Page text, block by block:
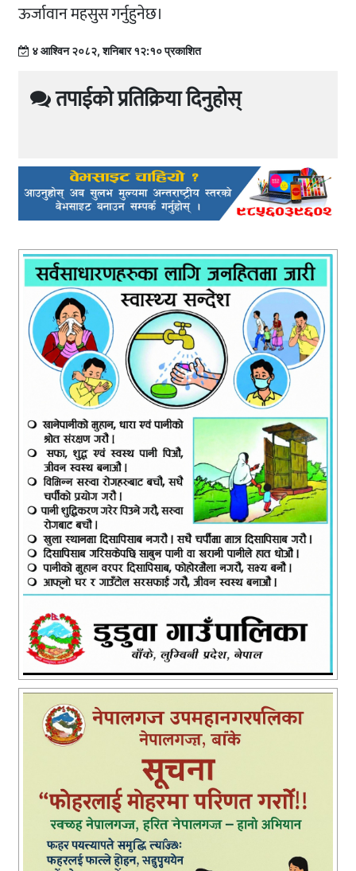
ऊर्जावान महसुस गर्नुहुनेछ।
४ आश्विन २०८२, शनिबार १२:१० प्रकाशित
तपाईको प्रतिक्रिया दिनुहोस्